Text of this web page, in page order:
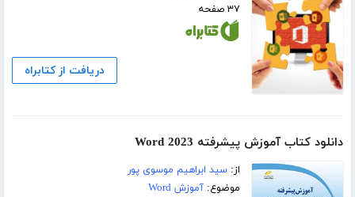
۳۷ صفحه
دریافت از کتابراه
دانلود کتاب آموزش پیشرفته Word 2023
از:سید ابراهیم موسوی پور
موضوع:آموزش Word